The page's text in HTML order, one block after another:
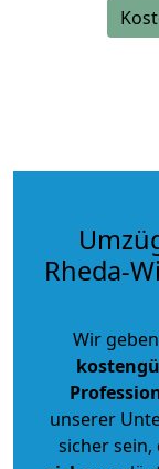
Rheda-
Wir
unserer
sicher sein,